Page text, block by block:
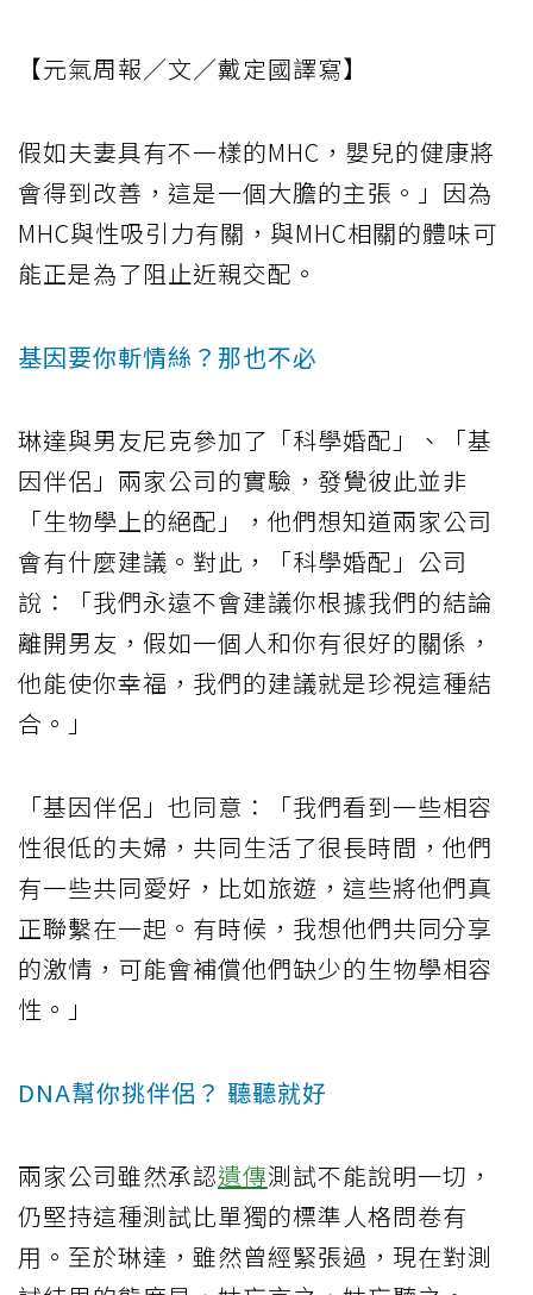
【元氣周報／文／戴定國譯寫】
假如夫妻具有不一樣的MHC，嬰兒的健康將
會得到改善，這是一個大膽的主張。」因為
MHC與性吸引力有關，與MHC相關的體味可
能正是為了阻止近親交配。
基因要你斬情絲？那也不必
琳達與男友尼克參加了「科學婚配」、「基
因伴侶」兩家公司的實驗，發覺彼此並非
「生物學上的絕配」，他們想知道兩家公司
會有什麼建議。對此，「科學婚配」公司
說：「我們永遠不會建議你根據我們的結論
離開男友，假如一個人和你有很好的關係，
他能使你幸福，我們的建議就是珍視這種結
合。」
「基因伴侶」也同意：「我們看到一些相容
性很低的夫婦，共同生活了很長時間，他們
有一些共同愛好，比如旅遊，這些將他們真
正聯繫在一起。有時候，我想他們共同分享
的激情，可能會補償他們缺少的生物學相容
性。」
DNA幫你挑伴侶？ 聽聽就好
兩家公司雖然承認遺傳測試不能說明一切，
仍堅持這種測試比單獨的標準人格問卷有
用。至於琳達，雖然曾經緊張過，現在對測